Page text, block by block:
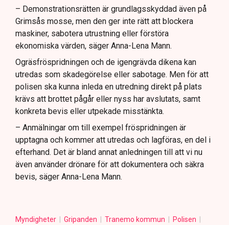
– Demonstrationsrätten är grundlagsskyddad även på
Grimsås mosse, men den ger inte rätt att blockera
maskiner, sabotera utrustning eller förstöra
ekonomiska värden, säger Anna-Lena Mann.
Ogräsfröspridningen och de igengrävda dikena kan
utredas som skadegörelse eller sabotage. Men för att
polisen ska kunna inleda en utredning direkt på plats
krävs att brottet pågår eller nyss har avslutats, samt
konkreta bevis eller utpekade misstänkta.
– Anmälningar om till exempel fröspridningen är
upptagna och kommer att utredas och lagföras, en del i
efterhand. Det är bland annat anledningen till att vi nu
även använder drönare för att dokumentera och säkra
bevis, säger Anna-Lena Mann.
Myndigheter Gripanden Tranemo kommun
Polisen